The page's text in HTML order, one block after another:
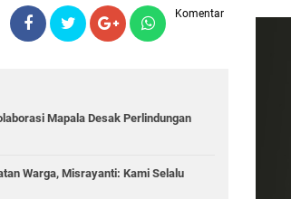
Komentar
Mapala Desak Perlindungan
Warga, Misrayanti: Kami Selalu